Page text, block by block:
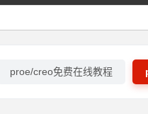
proe/creo免费在线教程